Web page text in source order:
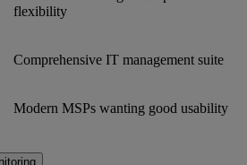
flexibility
Comprehensive IT management suite
Modern MSPs wanting good usability